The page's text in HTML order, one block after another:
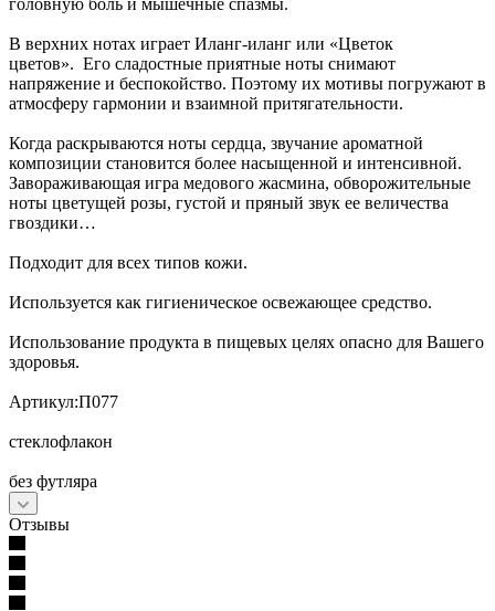
В верхних нотах играет Иланг-иланг или «Цветок
цветов». Его сладостные приятные ноты снимают
напряжение и беспокойство. Поэтому их мотивы погружают в
атмосферу гармонии и взаимной притягательности.
Когда раскрываются ноты сердца, звучание ароматной
композиции становится более насыщенной и интенсивной.
Завораживающая игра медового жасмина, обворожительные
ноты цветущей розы, густой и пряный звук ее величества
гвоздики…
Подходит для всех типов кожи.
Используется как гигиеническое освежающее средство.
Использование продукта в пищевых целях опасно для Вашего
здоровья.
Артикул:П077
стеклофлакон
без футляра
Отзывы